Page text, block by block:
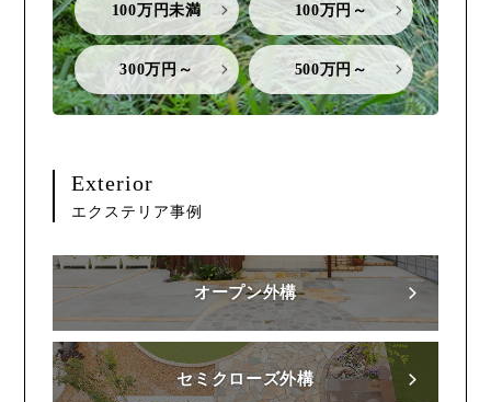
100万円未満 100万円～
300万円～ 500万円～
Exterior
エクステリア事例
オープン外構
セミクローズ外構